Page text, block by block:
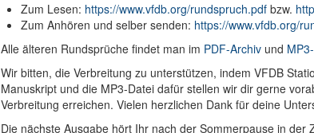
Zum Lesen: https://www.vfdb.org/rundspruch.pdf bzw.
Zum Anhören und selber senden: https://www.vfdb.org/
Alle älteren Rundsprüche findet man im PDF-Archiv und
Wir bitten, die Verbreitung zu unterstützen, indem VFDB
Manuskript und die MP3-Datei dafür stellen wir dir gerne
Verbreitung erreichen. Vielen herzlichen Dank für deine
Die nächste Ausgabe hört Ihr nach der Sommerpause in